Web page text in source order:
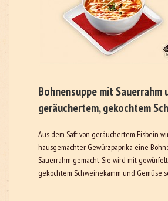
Bohnensuppe mit Sauerrahm
geräuchertem, gekochtem
Aus dem Saft von geräuchertem Eisbein
hausgemachter Gewürzpaprika eine
Sauerrahm gemacht. Sie wird mit
gekochtem Schweinekamm und Gemüse